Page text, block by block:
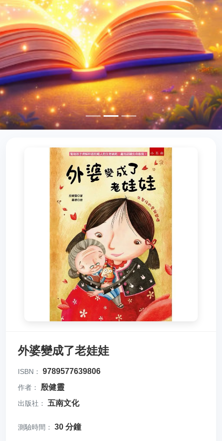
外婆變成了老娃娃
ISBN： 9789577639806
作者： 殷健靈
出版社： 五南文化
測驗時間： 30 分鐘